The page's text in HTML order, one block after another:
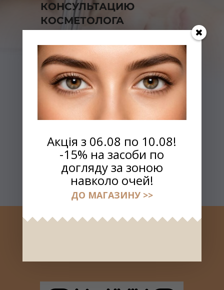
КОНСУЛЬТАЦИЮ
КОСМЕТОЛОГА
проконсультируйтесь со
специалистом для подбора
наиболее подходящей для
Вашей кожи линии
КОНСУЛЬТАЦИЮ
Акція з 06.08 по 10.08!
-15% на засоби по
догляду за зоною
навколо очей!
ДО МАГАЗИНУ >>